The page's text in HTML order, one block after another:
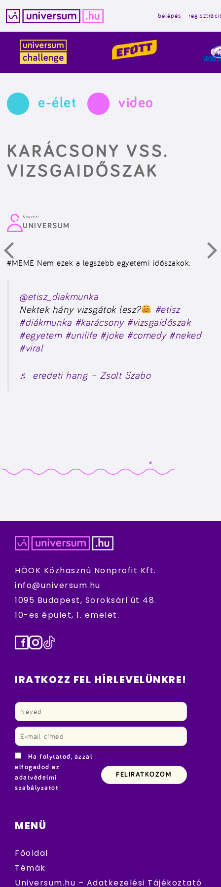
tartalomba
belépés
e-élet video
KARÁCSONY VSS.
VIZSGAIDŐSZAK
Szerző:
UNIVERSUM
#MEME Nem ezek a legszebb egyetemi időszakok.
@etisz_diakmunka
Nektek hány vizsgátok lesz?
#etisz
#diákmunka #karácsony #vizsgaidőszak
#egyetem #unilife #joke #comedy #neked
#viral
♬ eredeti hang – Zsolt Szabo
HÖOK Közhasznú Nonprofit Kft.
info@universum.hu
1095 Budapest, Soroksári út 48.
10-es épület, 1. emelet.
Facebook
Instagram
TikTok
IRATKOZZ FEL HÍRLEVELÜNKRE!
Ha folytatod, azzal
elfogadod az
adatvédelmi
szabályzatot
MENÜ
Főoldal
Témák
Universum.hu – Adatkezelési Tájékoztató